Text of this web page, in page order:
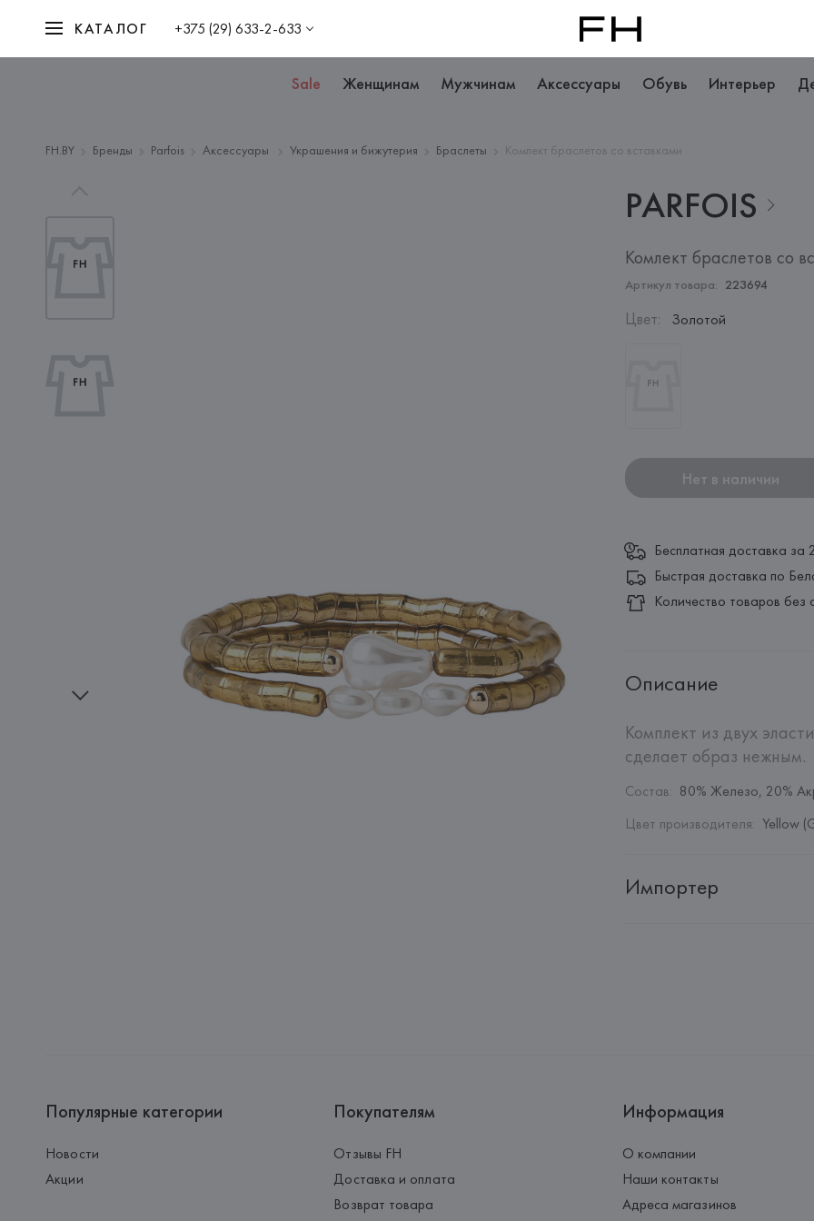
КАТАЛОГ +375 (29) 633-2-633
Sale Женщинам Мужчинам Аксессуары Обувь Интерьер
FH.BY Бренды Parfois Аксессуары Украшения и бижутерия Браслеты Комлект браслетов со вставками
PARFOIS
Комлект браслетов со
Артикул товара: 223694
Цвет: Золотой
Нет в наличии
Бесплатная доставка за
Быстрая доставка по
Количество товаров без
Описание
Комплект из двух
сделает образ нежным.
Состав: 80% Железо, 20%
Цвет производителя: Yellow
Импортер
Популярные категории
Новости
Акции
Покупателям
Отзывы FH
Доставка и оплата
Возврат товара
Информация
О компании
Наши контакты
Адреса магазинов